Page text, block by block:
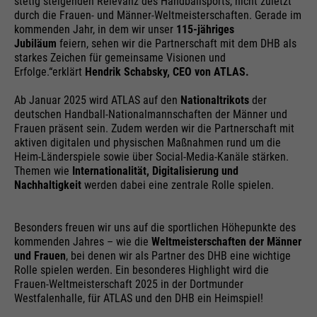
dieser Webseite. Diese Basis-
Cookies sind unerlässlich, damit
Ihr Besuch auf der Website
angenehm und flüssig wird: Sie
ermöglichen es der Website, Sie zu
erkennen und somit Ihre Sitzung
offen zu halten. Es speichert bei
einem Benutzer-Login für einen
geschlossenen Bereich die
Benutzer-ID als verschlüsselten
Wert (sog. "hash-Wert") zum
entsprechenden Datenbankeintrag
Name
PHPSESSID
Name
__utma
Anbieter
Google Analytics
Laufzeit
24 Monate
Zweck
Wird genutzt, um User & Sessions
zu unterscheiden
Anbieter
Google Analytics
Laufzeit
30 Tage
Wird genutzt, um neue Sessions &
Cookie-Informationen
Externe Medien
Maps. Dadurch können wir Ihnen interaktive Karten
direkt in der Website anzeigen und ermöglichen Ihnen
die komfortable Nutzung der Karten-Funktion.
Name
NID
Anbieter
Google Maps
Laufzeit
6 Monate
Wird zum Entsperren von Google
Maps-Inhalten verwendet. Cookie
ist in Anfragen enthalten, die von
den Browsern an Google-Websites
Cookie-Informationen
durch die Frauen- und Männer-Weltmeisterschaften. Gerade im
kommenden Jahr, in dem wir unser 115-jähriges
Jubiläum feiern, sehen wir die Partnerschaft mit dem DHB als
starkes Zeichen für gemeinsame Visionen und
Erfolge.“erklärt Hendrik Schabsky, CEO von ATLAS.
Ab Januar 2025 wird ATLAS auf den Nationaltrikots der
deutschen Handball-Nationalmannschaften der Männer und
Frauen präsent sein. Zudem werden wir die Partnerschaft mit
aktiven digitalen und physischen Maßnahmen rund um die
Heim-Länderspiele sowie über Social-Media-Kanäle stärken.
Themen wie Internationalität, Digitalisierung und
Nachhaltigkeit werden dabei eine zentrale Rolle spielen.
Besonders freuen wir uns auf die sportlichen Höhepunkte des
kommenden Jahres – wie die Weltmeisterschaften der Männer
und Frauen, bei denen wir als Partner des DHB eine wichtige
Rolle spielen werden. Ein besonderes Highlight wird die
Frauen-Weltmeisterschaft 2025 in der Dortmunder
Westfalenhalle, für ATLAS und den DHB ein Heimspiel!